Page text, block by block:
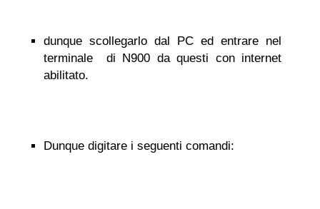
dunque scollegarlo dal PC ed entrare nel
terminale di N900 da questi con internet
abilitato.
Dunque digitare i seguenti comandi: